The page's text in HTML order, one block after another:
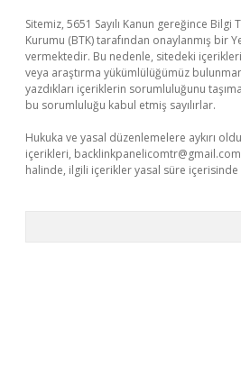
Sitemiz, 5651 Sayılı Kanun gereğince
Kurumu (BTK) tarafından onaylanmış bir
vermektedir. Bu nedenle, sitedeki
veya araştırma yükümlülüğümüz
yazdıkları içeriklerin sorumluluğunu
bu sorumluluğu kabul etmiş sayılırlar.
Hukuka ve yasal düzenlemelere aykırı
içerikleri, backlinkpanelicomtr@gmail.com
halinde, ilgili içerikler yasal süre içerisinde